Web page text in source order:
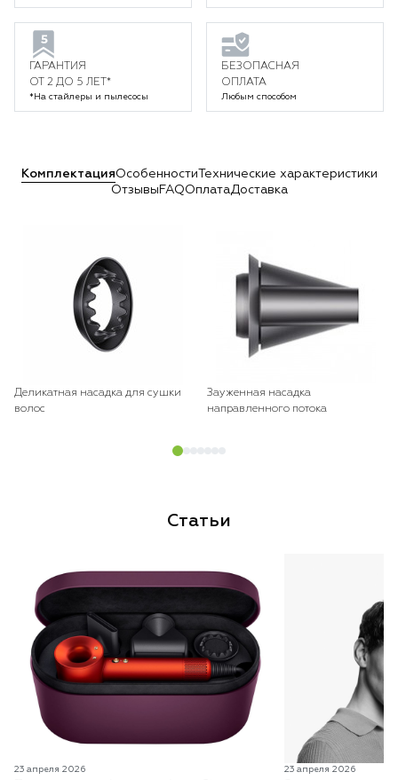
ГАРАНТИЯ
ОТ 2 ДО 5 ЛЕТ*
*На стайлеры и пылесосы
БЕЗОПАСНАЯ
ОПЛАТА
Любым способом
КомплектацияОсобенности Технические характеристики
Отзывы FAQОплатаДоставка
Деликатная насадка для сушки
волос
Зауженная насадка
направленного потока
Статьи
23 апреля 2026 23 апреля 2026